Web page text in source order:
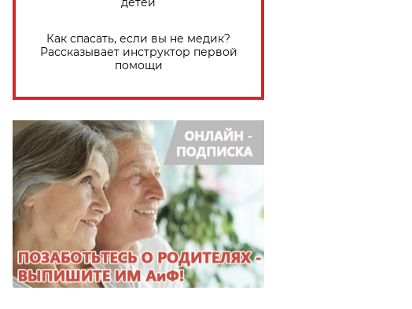
Как спасать, если вы не медик?
Рассказывает инструктор первой
помощи